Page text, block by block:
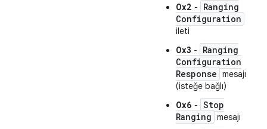
0x2 -
Ranging
Configuration
ileti
0x3 -
Ranging
Configuration
Response mesajı
(isteğe bağlı)
0x6 - Stop
Ranging mesajı